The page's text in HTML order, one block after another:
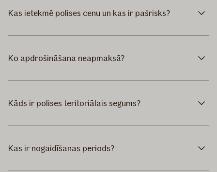
Kas ietekmē polises cenu un kas ir pašrisks?
Ko apdrošināšana neapmaksā?
Kāds ir polises teritoriālais segums?
Kas ir nogaidīšanas periods?